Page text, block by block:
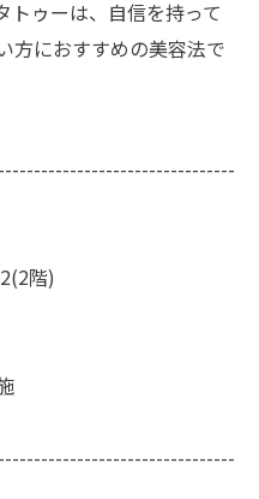
トゥーは、自信を持って
方におすすめの美容法で
階)